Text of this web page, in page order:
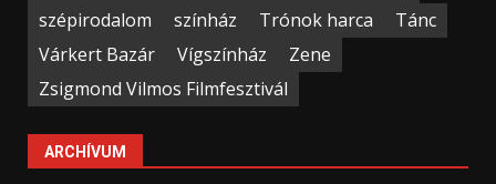
szépirodalom
színház Trónok harca
Tánc
Várkert Bazár
Vígszínház
Zene
Zsigmond Vilmos Filmfesztivál
ARCHÍVUM